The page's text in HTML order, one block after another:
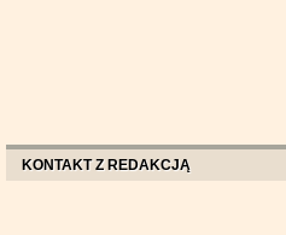
KONTAKT Z REDAKCJĄ